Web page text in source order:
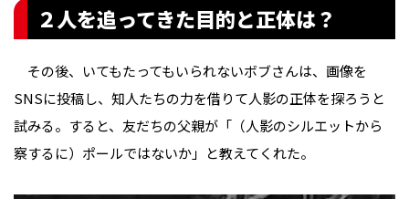
２人を追ってきた目的と正体は？
その後、いてもたってもいられないボブさんは、画像を
SNSに投稿し、知人たちの力を借りて人影の正体を探ろうと
試みる。すると、友だちの父親が「（人影のシルエットから
察するに）ポールではないか」と教えてくれた。